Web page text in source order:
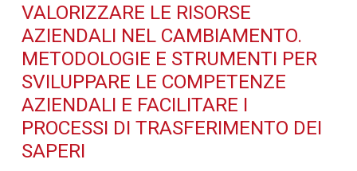
per sviluppare le
competenze aziendali e
facilitare i processi di
trasferimento dei saperi -
Dettaglio corso di
VALORIZZARE LE RISORSE
AZIENDALI NEL CAMBIAMENTO.
METODOLOGIE E STRUMENTI PER
SVILUPPARE LE COMPETENZE
AZIENDALI E FACILITARE I
PROCESSI DI TRASFERIMENTO DEI
SAPERI